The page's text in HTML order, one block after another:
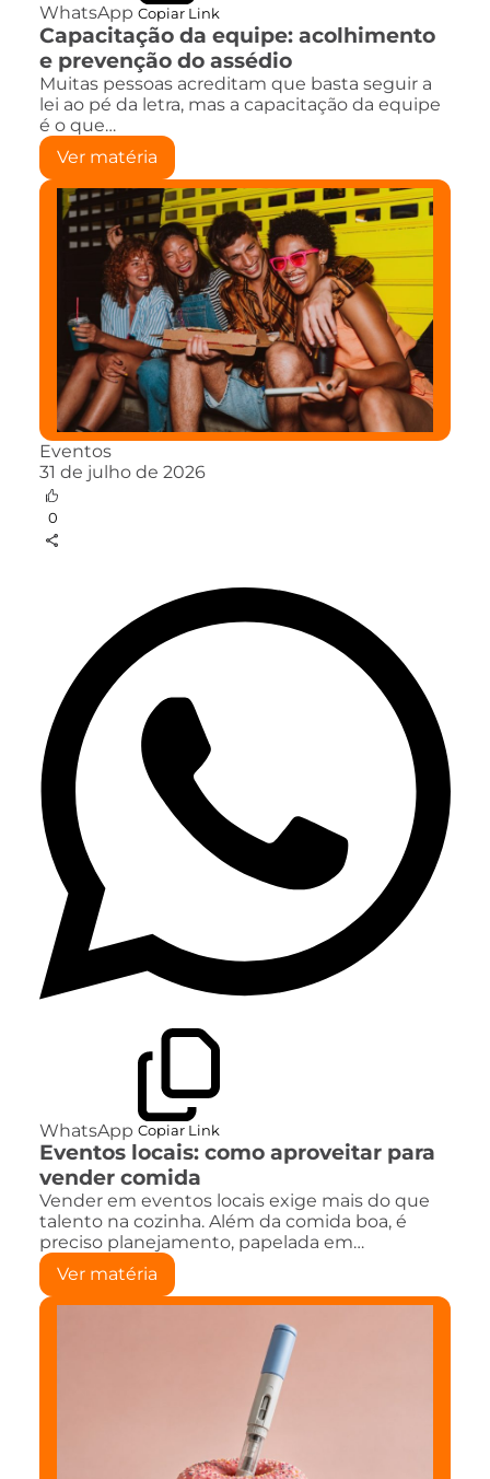
WhatsApp Copiar Link
Capacitação da equipe: acolhimento
e prevenção do assédio
Muitas pessoas acreditam que basta seguir a
lei ao pé da letra, mas a capacitação da equipe
é o que…
Ver matéria
Eventos
31 de julho de 2026
0
WhatsApp Copiar Link
Eventos locais: como aproveitar para
vender comida
Vender em eventos locais exige mais do que
talento na cozinha. Além da comida boa, é
preciso planejamento, papelada em…
Ver matéria